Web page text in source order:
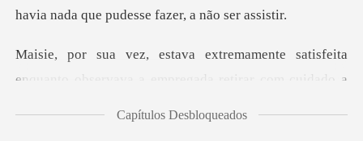
havia nada que
satisfeita
enquanto observava a emprega
Capítulos Desbloqueados